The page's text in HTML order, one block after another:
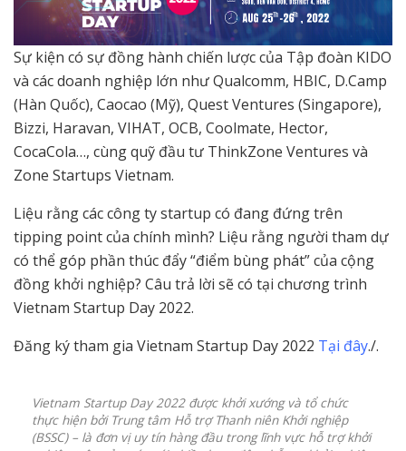
Sự kiện có sự đồng hành chiến lược của Tập đoàn KIDO
và các doanh nghiệp lớn như Qualcomm, HBIC, D.Camp
(Hàn Quốc), Caocao (Mỹ), Quest Ventures (Singapore),
Bizzi, Haravan, VIHAT, OCB, Coolmate, Hector,
CocaCola…, cùng quỹ đầu tư ThinkZone Ventures và
Zone Startups Vietnam.
Liệu rằng các công ty startup có đang đứng trên
tipping point của chính mình? Liệu rằng người tham dự
có thể góp phần thúc đẩy “điểm bùng phát” của cộng
đồng khởi nghiệp? Câu trả lời sẽ có tại chương trình
Vietnam Startup Day 2022.
Đăng ký tham gia Vietnam Startup Day 2022 Tại đây./.
Vietnam Startup Day 2022 được khởi xướng và tổ chức
thực hiện bởi Trung tâm Hỗ trợ Thanh niên Khởi nghiệp
(BSSC) – là đơn vị uy tín hàng đầu trong lĩnh vực hỗ trợ khởi